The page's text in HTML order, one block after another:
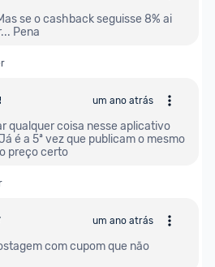
se o cashback seguisse 8% ai
Pena
um ano atrás
qualquer coisa nesse aplicativo
é a 5ª vez que publicam o mesmo
preço certo
um ano atrás
com cupom que não